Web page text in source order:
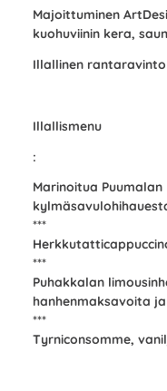
Majoittuminen
kuohuviinin kera,
Illallinen
Illallismenu
:
Marinoitua
***
***
Puhakkalan
hanhenmaksavoita
***
Tyrniconsomme,